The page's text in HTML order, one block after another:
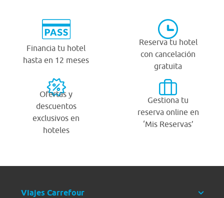
Financia tu hotel
hasta en 12 meses
Reserva tu hotel
con cancelación
gratuita
Ofertas y
descuentos
exclusivos en
hoteles
Gestiona tu
reserva online en
‘Mis Reservas’
Viajes Carrefour